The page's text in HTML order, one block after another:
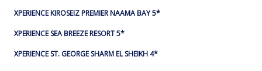
XPERIENCE KIROSEIZ PREMIER NAAMA BAY 5*
XPERIENCE SEA BREEZE RESORT 5*
XPERIENCE ST. GEORGE SHARM EL SHEIKH 4*